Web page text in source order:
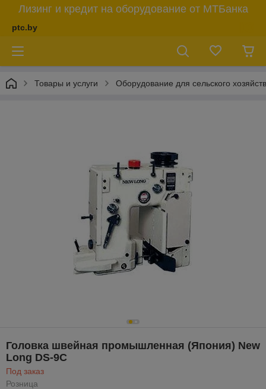
Лизинг и кредит на оборудование от МТБанка
ptc.by
Товары и услуги Оборудование для сельского
Головка швейная промышленная (Япония) New
Long DS-9C
Под заказ
Розница